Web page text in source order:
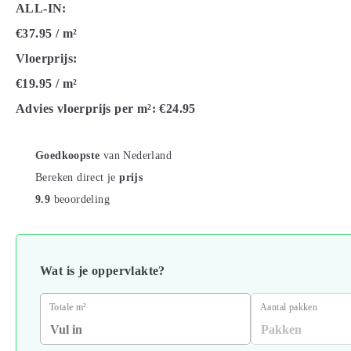
ALL-IN:
€37.95 / m²
Vloerprijs:
€19.95 / m²
Advies vloerprijs per m²: €24.95
Goedkoopste van Nederland
Bereken direct jeprijs
9.9 beoordeling
Wat is je oppervlakte?
Totale m² Aantal pakken